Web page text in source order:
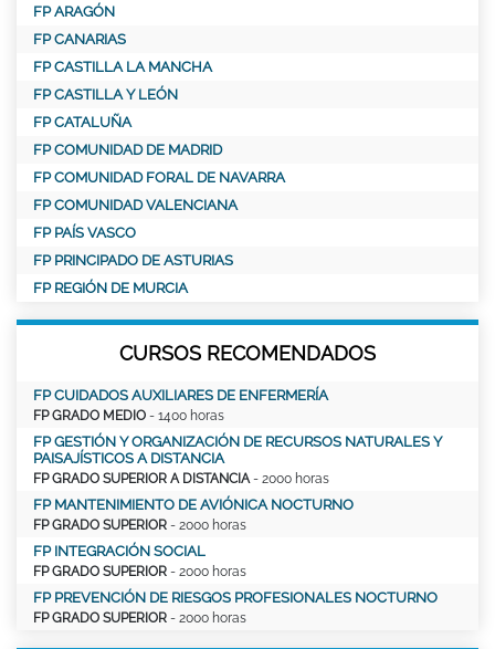
FP ARAGÓN
FP CANARIAS
FP CASTILLA LA MANCHA
FP CASTILLA Y LEÓN
FP CATALUÑA
FP COMUNIDAD DE MADRID
FP COMUNIDAD FORAL DE NAVARRA
FP COMUNIDAD VALENCIANA
FP PAÍS VASCO
FP PRINCIPADO DE ASTURIAS
FP REGIÓN DE MURCIA
CURSOS RECOMENDADOS
FP CUIDADOS AUXILIARES DE ENFERMERÍA
FP GRADO MEDIO - 1400 horas
FP GESTIÓN Y ORGANIZACIÓN DE RECURSOS NATURALES Y
PAISAJÍSTICOS A DISTANCIA
FP GRADO SUPERIOR A DISTANCIA - 2000 horas
FP MANTENIMIENTO DE AVIÓNICA NOCTURNO
FP GRADO SUPERIOR - 2000 horas
FP INTEGRACIÓN SOCIAL
FP GRADO SUPERIOR - 2000 horas
FP PREVENCIÓN DE RIESGOS PROFESIONALES NOCTURNO
FP GRADO SUPERIOR - 2000 horas